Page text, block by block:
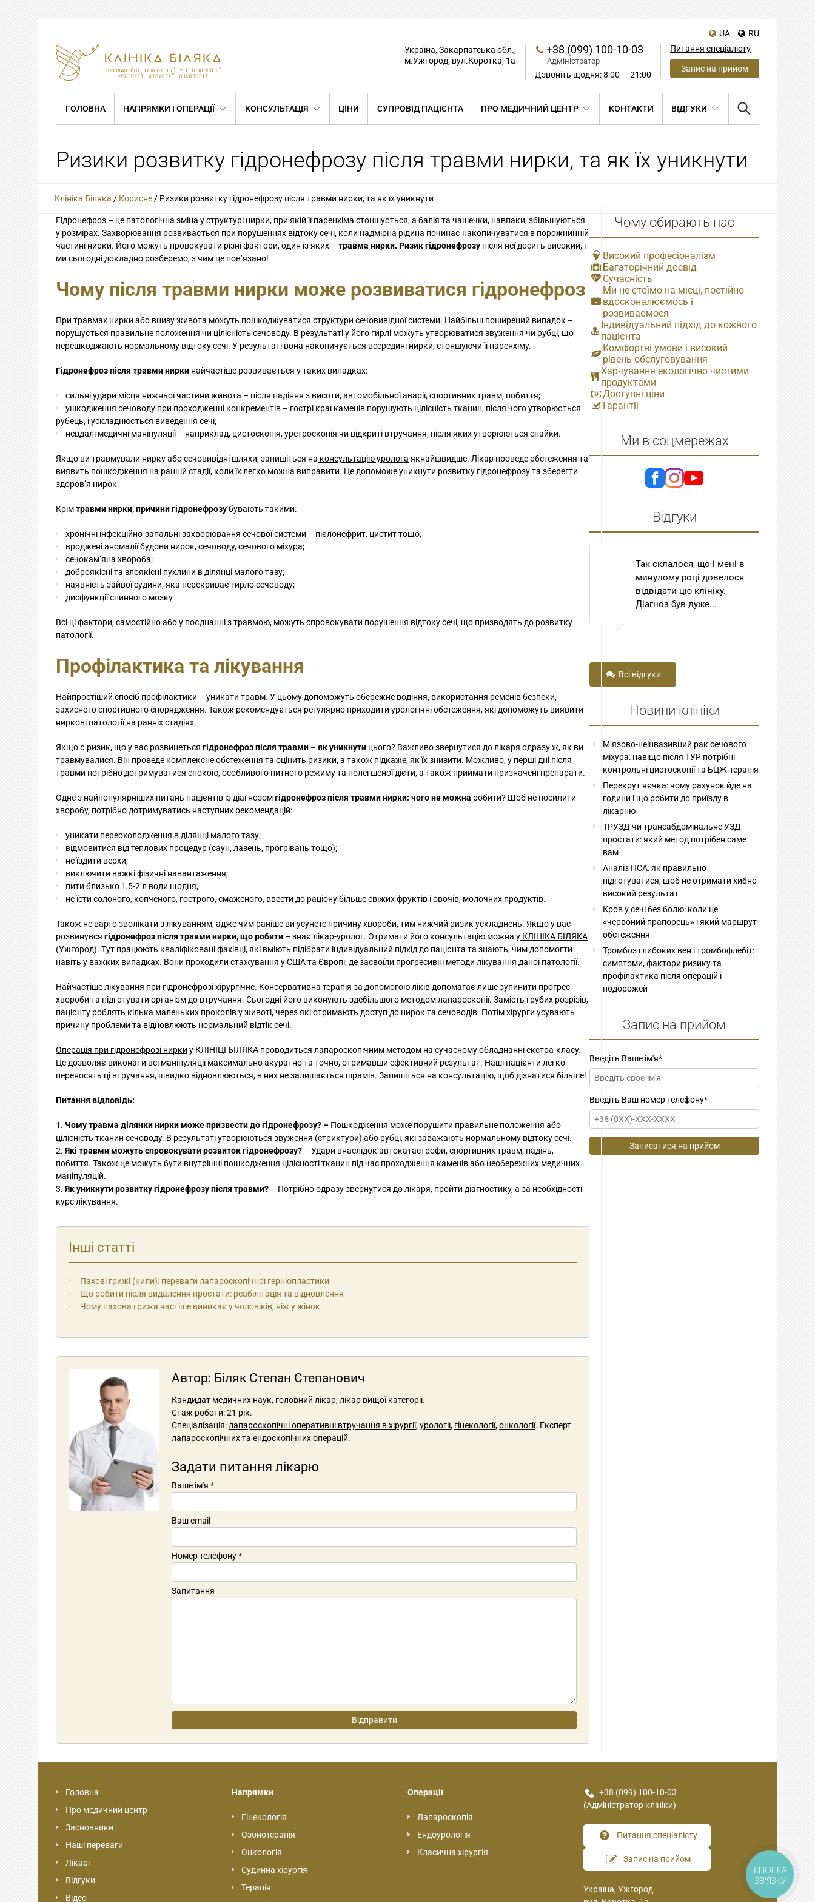
UA
RU
Україна, Закарпатська обл.,
м.Ужгород, вул.Коротка, 1а
+38 (099) 100-10-03
Адміністратор
Дзвоніть щодня: 8:00 — 21:00
Питання спеціалісту
Запис на прийом
ГОЛОВНА НАПРЯМКИ І ОПЕРАЦІЇ КОНСУЛЬТАЦІЯ ЦІНИ СУПРОВІД ПАЦІЄНТА ПРО МЕДИЧНИЙ ЦЕНТР КОНТАКТИ ВІДГУКИ
Ризики розвитку гідронефрозу після травми нирки, та як їх уникнути
Клініка Біляка / Корисне / Ризики розвитку гідронефрозу після травми нирки, та як їх уникнути
Гідронефроз – це патологічна зміна у структурі нирки, при якій її паренхіма стоншується, а балія та чашечки, навпаки, збільшуються
у розмірах. Захворювання розвивається при порушеннях відтоку сечі, коли надмірна рідина починає накопичуватися в порожнинній
частині нирки. Його можуть провокувати різні фактори, один із яких – травма нирки. Ризик гідронефрозу після неї досить високий, і
ми сьогодні докладно розберемо, з чим це пов’язано!
Чому після травми нирки може розвиватися гідронефроз
При травмах нирки або внизу живота можуть пошкоджуватися структури сечовивідної системи. Найбільш поширений випадок –
порушується правильне положення чи цілісність сечоводу. В результаті у його гирлі можуть утворюватися звуження чи рубці, що
перешкоджають нормальному відтоку сечі. У результаті вона накопичується всередині нирки, стоншуючи її паренхіму.
Гідронефроз після травми нирки найчастіше розвивається у таких випадках:
сильні удари місця нижньої частини живота – після падіння з висоти, автомобільної аварії, спортивних травм, побиття;
ушкодження сечоводу при проходженні конкрементів – гострі краї каменів порушують цілісність тканин, після чого утворюється
рубець, і ускладнюється виведення сечі;
невдалі медичні маніпуляції – наприклад, цистоскопія, уретроскопія чи відкриті втручання, після яких утворюються спайки.
Якщо ви травмували нирку або сечовивідні шляхи, запишіться на консультацію уролога якнайшвидше. Лікар проведе обстеження та
виявить пошкодження на ранній стадії, коли їх легко можна виправити. Це допоможе уникнути розвитку гідронефрозу та зберегти
здоров’я нирок.
Крімтравми нирки, причини гідронефрозубувають такими:
хронічні інфекційно-запальні захворювання сечової системи – пієлонефрит, цистит тощо;
вроджені аномалії будови нирок, сечоводу, сечового міхура;
сечокам’яна хвороба;
доброякісні та злоякісні пухлини в ділянці малого тазу;
наявність зайвої судини, яка перекриває гирло сечоводу;
дисфункції спинного мозку.
Всі ці фактори, самостійно або у поєднанні з травмою, можуть спровокувати порушення відтоку сечі, що призводять до розвитку
патології.
Профілактика та лікування
Найпростіший спосіб профілактики – уникати травм. У цьому допоможуть обережне водіння, використання ременів безпеки,
захисного спортивного спорядження. Також рекомендується регулярно приходити урологічні обстеження, які допоможуть виявити
ниркові патології на ранніх стадіях.
Якщо є ризик, що у вас розвинеться гідронефроз після травми – як уникнути цього? Важливо звернутися до лікаря одразу ж, як ви
травмувалися. Він проведе комплексне обстеження та оцінить ризики, а також підкаже, як їх знизити. Можливо, у перші дні після
травми потрібно дотримуватися спокою, особливого питного режиму та полегшеної дієти, а також приймати призначені препарати.
Одне з найпопулярніших питань пацієнтів із діагнозомгідронефроз після травми нирки: чого не можна робити? Щоб не посилити
хворобу, потрібно дотримуватись наступних рекомендацій:
уникати переохолодження в ділянці малого тазу;
відмовитися від теплових процедур (саун, лазень, прогрівань тощо);
не їздити верхи;
виключити важкі фізичні навантаження;
пити близько 1,5-2 л води щодня;
не їсти солоного, копченого, гострого, смаженого, ввести до раціону більше свіжих фруктів і овочів, молочних продуктів.
Також не варто зволікати з лікуванням, адже чим раніше ви усунете причину хвороби, тим нижчий ризик ускладнень. Якщо у вас
розвинувся гідронефроз після травми нирки, що робити – знає лікар-уролог. Отримати його консультацію можна у КЛІНІКА БІЛЯКА
(Ужгород). Тут працюють кваліфіковані фахівці, які вміють підібрати індивідуальний підхід до пацієнта та знають, чим допомогти
навіть у важких випадках. Вони проходили стажування у США та Європі, де засвоїли прогресивні методи лікування даної патології.
Найчастіше лікування при гідронефрозі хірургічне. Консервативна терапія за допомогою ліків допомагає лише зупинити прогрес
хвороби та підготувати організм до втручання. Сьогодні його виконують здебільшого методом лапароскопії. Замість грубих розрізів,
пацієнту роблять кілька маленьких проколів у животі, через які отримають доступ до нирок та сечоводів. Потім хірурги усувають
причину проблеми та відновлюють нормальний відтік сечі.
Операція при гідронефрозі нирки у КЛІНІЦІ БІЛЯКА проводиться лапароскопічним методом на сучасному обладнанні екстра-класу.
Це дозволяє виконати всі маніпуляції максимально акуратно та точно, отримавши ефективний результат. Наші пацієнти легко
переносять ці втручання, швидко відновлюються, в них не залишається шрамів. Запишіться на консультацію, щоб дізнатися більше!
Питання відповідь:
Чому травма ділянки нирки може призвести до гідронефрозу? – Пошкодження може порушити правильне положення або
цілісність тканин сечоводу. В результаті утворюються звуження (стриктури) або рубці, які заважають нормальному відтоку сечі.
Які травми можуть спровокувати розвиток гідронефрозу? – Удари внаслідок автокатастрофи, спортивних травм, падінь,
побиття. Також це можуть бути внутрішні пошкодження цілісності тканин під час проходження каменів або необережних медичних
маніпуляцій.
Як уникнути розвитку гідронефрозу після травми? – Потрібно одразу звернутися до лікаря, пройти діагностику, а за необхідності –
курс лікування.
Інші статті
Пахові грижі (кили): переваги лапароскопічної герніопластики
Що робити після видалення простати: реабілітація та відновлення
Чому пахова грижа частіше виникає у чоловіків, ніж у жінок
Автор: Біляк Степан Степанович
Кандидат медичних наук, головний лікар, лікар вищої категорії.
Стаж роботи: 21 рік.
Спеціалізація:лапароскопічні оперативні втручання в хірургії,урології, гінекології,онкології. Експерт
лапароскопічних та ендоскопічних операцій.
Задати питання лікарю
Ваше ім'я *
Ваш email
Номер телефону*
Запитання
Чому обирають нас
Високий професіоналізм
Багаторічний досвід
Сучасність
Ми не стоїмо на місці, постійно
вдосконалюємось і
розвиваємося
Індивідуальний підхід до кожного
пацієнта
Комфортні умови і високий
рівень обслуговування
Харчування екологічно чистими
продуктами
Доступні ціни
Гарантії
Ми в соцмережах
Відгуки
Так склалося, що і мені в
минулому році довелося
відвідати цю клініку.
Діагноз був дуже...
Всі відгуки
Новини клініки
М’язово-неінвазивний рак сечового
міхура: навіщо після ТУР потрібні
контрольні цистоскопії та БЦЖ-терапія
Перекрут яєчка: чому рахунок йде на
години і що робити до приїзду в
лікарню
ТРУЗД чи трансабдомінальне УЗД
простати: який метод потрібен саме
вам
Аналіз ПСА: як правильно
підготуватися, щоб не отримати хибно
високий результат
Кров у сечі без болю: коли це
«червоний прапорець» і який маршрут
обстеження
Тромбоз глибоких вен і тромбофлебіт:
симптоми, фактори ризику та
профілактика після операцій і
подорожей
Запис на прийом
Введіть Ваше ім'я*
Введіть Ваш номер телефону*
Головна
Про медичний центр
Засновники
Наші переваги
Лікарі
Відгуки
Відео
Напрямки
Гінекологія
Озонотерапія
Онкологія
Судинна хірургія
Терапія
Операції
Лапароскопія
Ендоурологія
Класична хірургія
+38 (099) 100-10-03
(Адміністратор клініки)
Питання спеціалісту
Запис на прийом
Україна, Ужгород
КНОПКА
ЗВ'ЯЗКУ